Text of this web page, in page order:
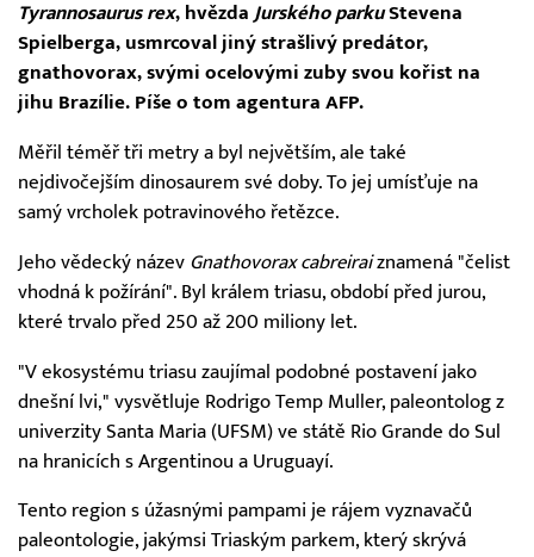
Tyrannosaurus rex, hvězda Jurského parkuStevena
Spielberga, usmrcoval jiný strašlivý predátor,
gnathovorax, svými ocelovými zuby svou kořist na
jihu Brazílie. Píše o tom agentura AFP.
Měřil téměř tři metry a byl největším, ale také
nejdivočejším dinosaurem své doby. To jej umísťuje na
samý vrcholek potravinového řetězce.
Jeho vědecký název Gnathovorax cabreiraiznamená "čelist
vhodná k požírání". Byl králem triasu, období před jurou,
které trvalo před 250 až 200 miliony let.
"V ekosystému triasu zaujímal podobné postavení jako
dnešní lvi," vysvětluje Rodrigo Temp Muller, paleontolog z
univerzity Santa Maria (UFSM) ve státě Rio Grande do Sul
na hranicích s Argentinou a Uruguayí.
Tento region s úžasnými pampami je rájem vyznavačů
paleontologie, jakýmsi Triaským parkem, který skrývá